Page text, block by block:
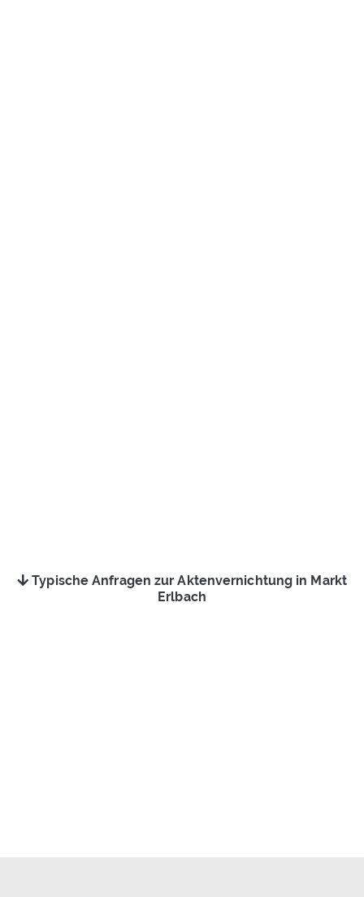
Typische Anfragen zur Aktenvernichtung in Markt
Erlbach